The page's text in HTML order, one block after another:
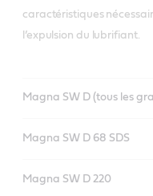
caractéristiques
l’expulsion du lubrifiant.
Magna SW D (tous les
Magna SW D 68 SDS
Magna SW D 220